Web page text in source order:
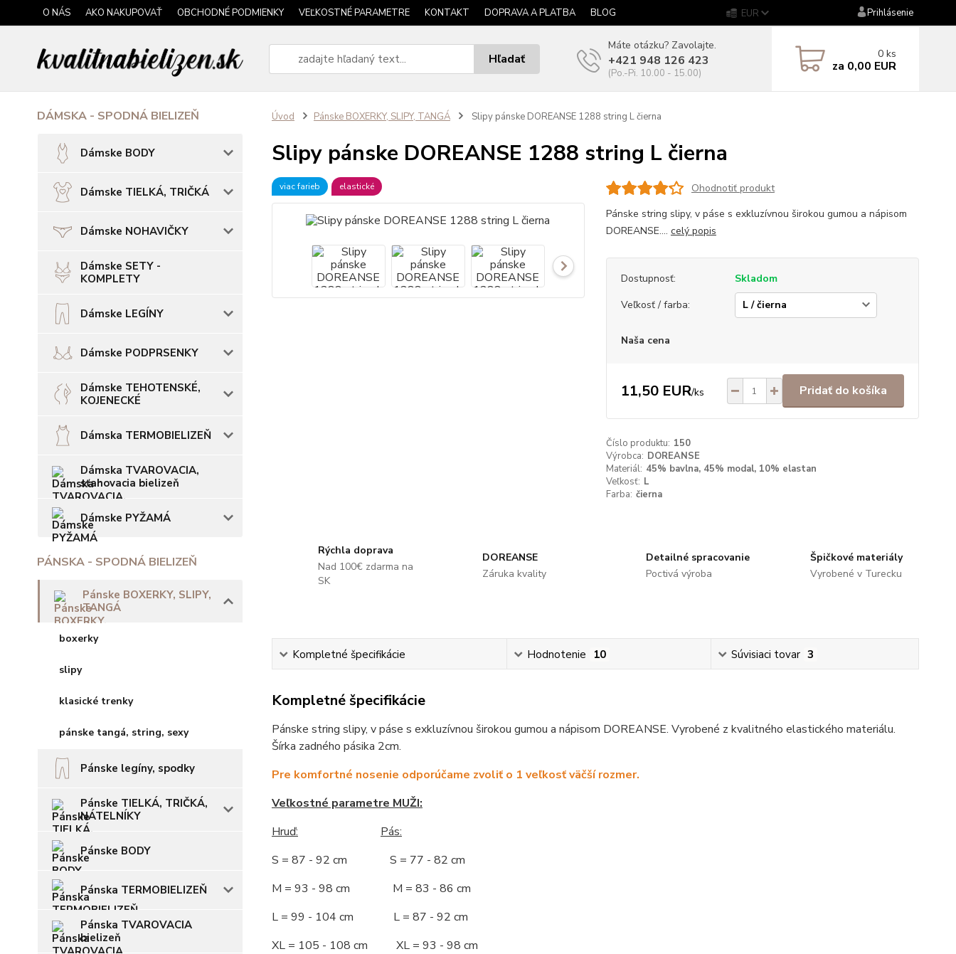
O NÁS AKO NAKUPOVAŤ OBCHODNÉ PODMIENKY VEĽKOSTNÉ PARAMETRE KONTAKT DOPRAVA A PLATBA BLOG EUR Prihlásenie
Hľadať
Máte otázku? Zavolajte.
+421 948 126 423
(Po.-Pi. 10.00 - 15.00)
0 ks
za 0,00 EUR
DÁMSKA - SPODNÁ BIELIZEŇ
Dámske BODY
Dámske TIELKÁ, TRIČKÁ
Dámske NOHAVIČKY
Dámske SETY -
KOMPLETY
Dámske LEGÍNY
Dámske PODPRSENKY
Dámske TEHOTENSKÉ,
KOJENECKÉ
Dámska TERMOBIELIZEŇ
Dámska TVAROVACIA,
sťahovacia bielizeň
Dámske PYŽAMÁ
PÁNSKA - SPODNÁ BIELIZEŇ
Pánske BOXERKY, SLIPY,
TANGÁ
boxerky
slipy
klasické trenky
pánske tangá, string, sexy
Pánske legíny, spodky
Pánske TIELKÁ, TRIČKÁ,
NÁTELNÍKY
Pánske BODY
Pánska TERMOBIELIZEŇ
Pánska TVAROVACIA
bielizeň
Úvod Pánske BOXERKY, SLIPY, TANGÁ Slipy pánske DOREANSE 1288 string L čierna
Slipy pánske DOREANSE 1288 string L čierna
viac farieb elastické
Ohodnotiť produkt
Pánske string slipy, v páse s exkluzívnou širokou gumou a nápisom
DOREANSE.... celý popis
Dostupnosť:
Skladom
Veľkosť / farba:
Naša cena
11,50 EUR/ks Pridať do košíka
Číslo produktu: 150
Výrobca: DOREANSE
Materiál: 45% bavlna, 45% modal, 10% elastan
Veľkosť: L
Farba: čierna
Rýchla doprava
Nad 100€ zdarma na
SK
DOREANSE
Záruka kvality
Detailné spracovanie
Poctivá výroba
Špičkové materiály
Vyrobené v Turecku
Kompletné špecifikácie Hodnotenie 10 Súvisiaci tovar 3
Kompletné špecifikácie
Pánske string slipy, v páse s exkluzívnou širokou gumou a nápisom DOREANSE. Vyrobené z kvalitného elastického materiálu.
Šírka zadného pásika 2cm.
Pre komfortné nosenie odporúčame zvoliť o 1 veľkosť väčší rozmer.
Veľkostné parametre MUŽI:
Hruď:
Pás:
S = 87 - 92 cm S = 77 - 82 cm
M = 93 - 98 cm M = 83 - 86 cm
L = 99 - 104 cm L = 87 - 92 cm
XL = 105 - 108 cm XL = 93 - 98 cm